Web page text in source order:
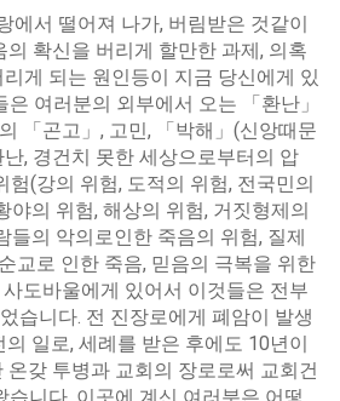
서 떨어져 나가, 버림받은 것같이
의 확신을 버리게 할만한 과제, 의혹
게 되는 원인등이 지금 당신에게 있
여러분의 외부에서 오는 「환난」
「곤고」, 고민, 「박해」(신앙때문
, 경건치 못한 세상으로부터의 압
험(강의 위험, 도적의 위험, 전국민의
야의 위험, 해상의 위험, 거짓형제의
들의 악의로인한 죽음의 위험, 질제
교로 인한 죽음, 믿음의 극복을 위한
도바울에게 있어서 이것들은 전부
습니다. 전 진장로에게 폐암이 발생
일로, 세례를 받은 후에도 10년이
온갖 투병과 교회의 장로로써 교회건